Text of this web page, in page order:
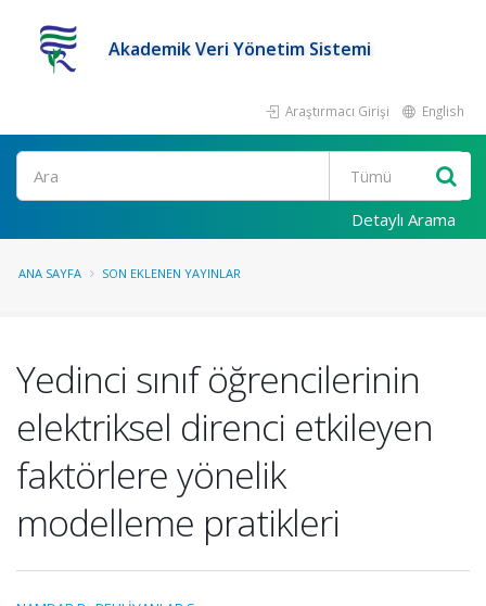
Akademik Veri Yönetim Sistemi
Araştırmacı Girişi English
Ara
Detaylı Arama
ANA SAYFA SON EKLENEN YAYINLAR
Yedinci sınıf öğrencilerinin
elektriksel direnci etkileyen
faktörlere yönelik
modelleme pratikleri